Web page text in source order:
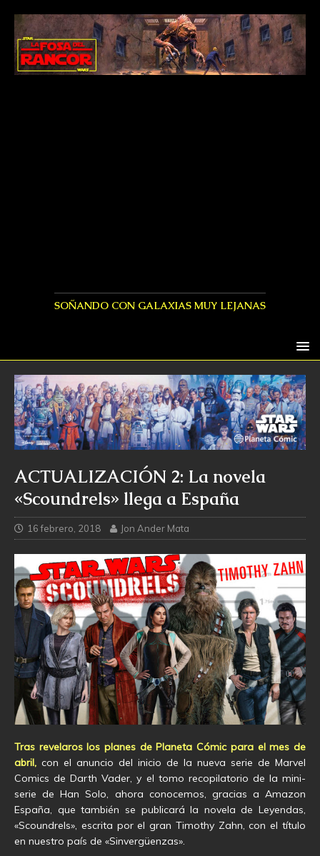
SOÑANDO CON GALAXIAS MUY LEJANAS
ACTUALIZACIÓN 2: La novela
«Scoundrels» llega a España
16 febrero, 2018 Jon Ander Mata
Tras revelaros los planes de Planeta Cómic para el mes de
abril, con el anuncio del inicio de la nueva serie de Marvel
Comics de Darth Vader, y el tomo recopilatorio de la mini-
serie de Han Solo, ahora conocemos, gracias a Amazon
España, que también se publicará la novela de Leyendas,
«Scoundrels», escrita por el gran Timothy Zahn, con el título
en nuestro país de «Sinvergüenzas».